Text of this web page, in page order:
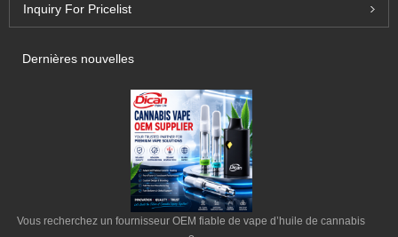
Inquiry For Pricelist
Dernières nouvelles
Vous recherchez un fournisseur OEM fiable de vape d’huile de cannabis